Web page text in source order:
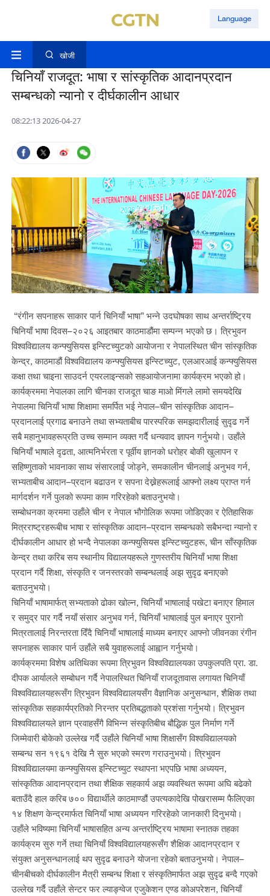
Language
खोजी
चिनियाँ राजदूत: भाषा र सांस्कृतिक आदानप्रदान
सम्बन्धको न्यानो र दीर्घकालीन आधार
08:22:13 2026-04-27
“रंगीन सपनाहरू साकार पार्न चिनियाँ भाषा” भन्ने उदघोषका साथ अन्तर्राष्ट्रिय
चिनियाँ भाषा दिवस–२०२६ आइतबार काठमाडौंमा सम्पन्न भएको छ। त्रिभुवन
विश्वविद्यालय कन्फ्युसियस इन्स्टिच्युटको आयोजना र नेपालस्थित चीन सांस्कृतिक
केन्द्र, काठमाडौं विश्वविद्यालय कन्फ्युसियस इन्स्टिच्युट, एलआरआई कन्फ्युसियस
कक्षा तथा चाइना साउदर्न एयरलाइन्सको सहआयोजनामा कार्यक्रम भएको हो।
कार्यक्रममा नेपालका लागि चीनका राजदूत चाङ माओ मिंगले लामो समयदेखि
नेपालमा चिनियाँ भाषा शिक्षामा समर्पित भई नेपाल–चीन सांस्कृतिक आदान–
प्रदानलाई प्रगाढ बनाउने तथा सभ्यताबीच पारस्परिक समझदारीलाई सुदृढ गर्ने
सबै महानुभावहरूप्रति उच्च सम्मान व्यक्त गर्दै धन्यवाद ज्ञापन गर्नुभयो। उहाँले
चिनियाँ भाषाले दृढता, आत्मनिर्भरता र पूर्वीय ज्ञानको धरोहर बोकी खुलापन र
सहिष्णुताको भावनाका साथ संसारलाई जोड्ने, समकालीन चीनलाई अनुभव गर्न,
सभ्यताबीच आदान–प्रदान बढाउन र सपना देख्नेहरूलाई आफ्नो लक्ष्य प्राप्त गर्न
मार्गदर्शन गर्ने पुलको रूपमा काम गरिरहेको बताउनुभयो।
सम्बोधनका क्रममा उहाँले चीन र नेपाल भौगोलिक रूपमा जोडिएका र ऐतिहासिक
मित्रराष्ट्रहरूबीच भाषा र सांस्कृतिक आदान–प्रदान सम्बन्धको सबैभन्दा न्यानो र
दीर्घकालीन आधार हो भन्दै नेपालका कन्फ्युसियस इन्स्टिच्युटहरू, चीन साँस्कृतिक
केन्द्र तथा करिब सय स्थानीय विद्यालयहरूले गुणस्तरीय चिनियाँ भाषा शिक्षा
प्रदान गर्दै शिक्षा, संस्कृति र जनस्तरको सम्बन्धलाई अझ सुदृढ बनाएको
बताउनुभयो।
चिनियाँ भाषामार्फत् सभ्यताको ढोका खोल्न, चिनियाँ भाषालाई पखेटा बनाएर हिमाल
र समुद्र पार गर्दै नयाँ संसार अनुभव गर्न, चिनियाँ भाषालाई पुल बनाएर पुरानो
मित्रतालाई निरन्तरता दिँदै चिनियाँ भाषालाई माध्यम बनाएर आफ्नो जीवनका रंगीन
सपनाहरू साकार पार्न उहाँले सबै युवाहरूलाई आह्वान गर्नुभयो।
कार्यक्रममा विशेष अतिथिका रूपमा त्रिभुवन विश्वविद्यालयका उपकुलपति प्रा. डा.
दीपक आर्यालले सम्बोधन गर्दै नेपालस्थित चिनियाँ राजदूतावास लगायत चिनियाँ
विश्वविद्यालयहरूसँग त्रिभुवन विश्वविद्यालयसँग वैज्ञानिक अनुसन्धान, शैक्षिक तथा
सांस्कृतिक सहकार्यप्रतिको निरन्तर प्रतिबद्धताको प्रशंसा गर्नुभयो। त्रिभुवन
विश्वविद्यालयले ज्ञान प्रवाहसँगै विभिन्न संस्कृतिबीच बौद्धिक पुल निर्माण गर्ने
जिम्मेवारी बोकेको उल्लेख गर्दै उहाँले चिनियाँ भाषा शिक्षासँग विश्वविद्यालयको
सम्बन्ध सन १९६१ देखि नै सुरु भएको स्मरण गराउनुभयो। त्रिभुवन
विश्वविद्यालयमा कन्फ्युसियस इन्स्टिच्युट स्थापना भएपछि भाषा अध्ययन,
सांस्कृतिक आदानप्रदान तथा शैक्षिक सहकार्य अझ व्यवस्थित रूपमा अघि बढेको
बताउँदै हाल करिब ७०० विद्यार्थीले काठमाण्डौं उपत्यकादेखि पोखरासम्म फैलिएका
१४ शिक्षण केन्द्रमार्फत चिनियाँ भाषा अध्ययन गरिरहेको जानकारी दिनुभयो।
उहाँले भविष्यमा चिनियाँ भाषासहित अन्य अन्तर्राष्ट्रिय भाषामा स्नातक तहका
कार्यक्रम सुरु गर्ने तथा चिनियाँ विश्वविद्यालयहरूसँग शैक्षिक आदानप्रदान र
संयुक्त अनुसन्धानलाई थप सुदृढ बनाउने योजना रहेको बताउनुभयो। नेपाल–
चीनबीचको दीर्घकालीन मैत्री सम्बन्ध शिक्षा र संस्कृतिमार्फत अझ सुदृढ बन्दै गएको
उल्लेख गर्दै उहाँले सेन्टर फर ल्याङ्ग्वेज एजुकेशन एण्ड कोअपरेशन, चिनियाँ